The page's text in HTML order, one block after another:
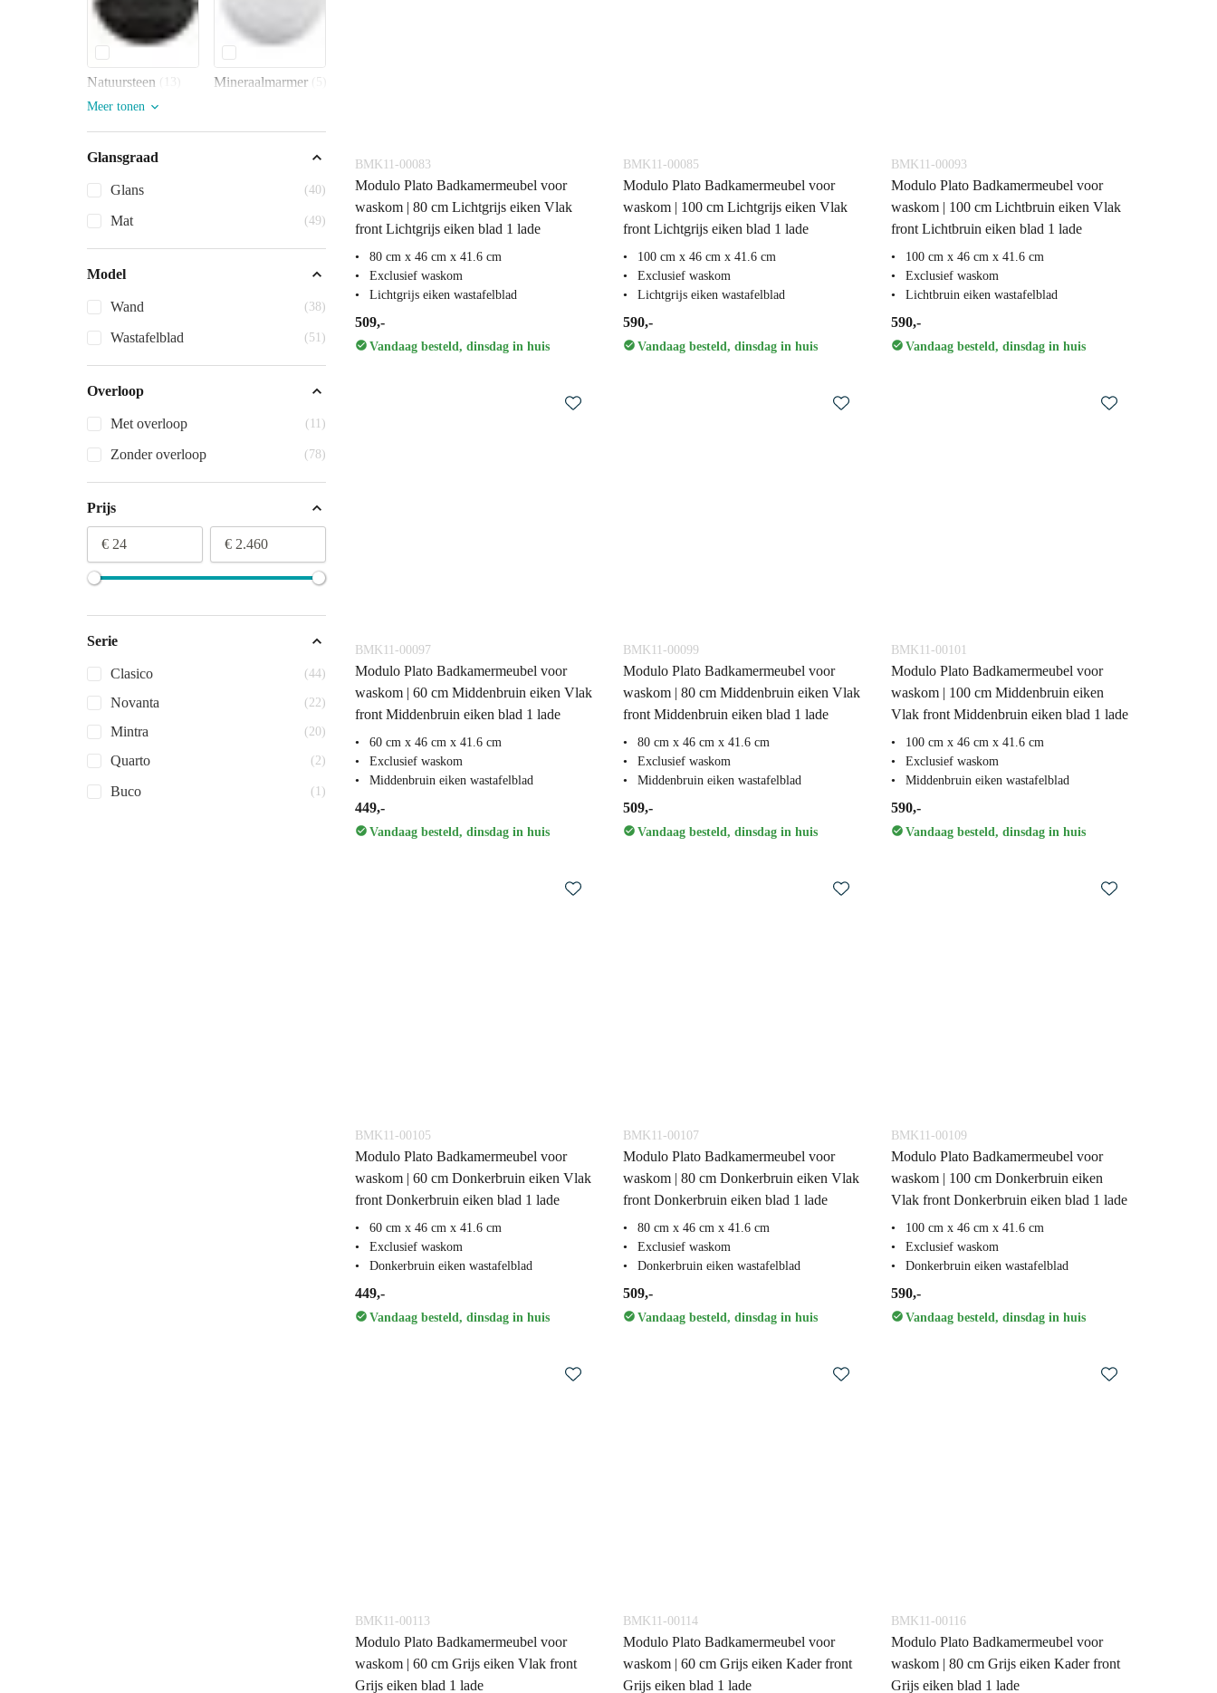
Natuursteen (13) Mineraalmarmer
(5)
Meer tonen
Glansgraad
Glans (40)
Mat (49)
Model
Wand (38)
Wastafelblad (51)
Overloop
Met overloop (11)
Zonder overloop (78)
Prijs
€ 24 € 2.460
Serie
Clasico (44)
Novanta (22)
Mintra (20)
Quarto (2)
Buco (1)
BMK11-00083
Modulo Plato Badkamermeubel voor
waskom | 80 cm Lichtgrijs eiken Vlak
front Lichtgrijs eiken blad 1 lade
80 cm x 46 cm x 41.6 cm
Exclusief waskom
Lichtgrijs eiken wastafelblad
509,-
Vandaag besteld, dinsdag in huis
BMK11-00085
Modulo Plato Badkamermeubel voor
waskom | 100 cm Lichtgrijs eiken Vlak
front Lichtgrijs eiken blad 1 lade
100 cm x 46 cm x 41.6 cm
Exclusief waskom
Lichtgrijs eiken wastafelblad
590,-
Vandaag besteld, dinsdag in huis
BMK11-00093
Modulo Plato Badkamermeubel voor
waskom | 100 cm Lichtbruin eiken Vlak
front Lichtbruin eiken blad 1 lade
100 cm x 46 cm x 41.6 cm
Exclusief waskom
Lichtbruin eiken wastafelblad
590,-
Vandaag besteld, dinsdag in huis
BMK11-00097
Modulo Plato Badkamermeubel voor
waskom | 60 cm Middenbruin eiken Vlak
front Middenbruin eiken blad 1 lade
60 cm x 46 cm x 41.6 cm
Exclusief waskom
Middenbruin eiken wastafelblad
449,-
Vandaag besteld, dinsdag in huis
BMK11-00099
Modulo Plato Badkamermeubel voor
waskom | 80 cm Middenbruin eiken Vlak
front Middenbruin eiken blad 1 lade
80 cm x 46 cm x 41.6 cm
Exclusief waskom
Middenbruin eiken wastafelblad
509,-
Vandaag besteld, dinsdag in huis
BMK11-00101
Modulo Plato Badkamermeubel voor
waskom | 100 cm Middenbruin eiken
Vlak front Middenbruin eiken blad 1 lade
100 cm x 46 cm x 41.6 cm
Exclusief waskom
Middenbruin eiken wastafelblad
590,-
Vandaag besteld, dinsdag in huis
BMK11-00105
Modulo Plato Badkamermeubel voor
waskom | 60 cm Donkerbruin eiken Vlak
front Donkerbruin eiken blad 1 lade
60 cm x 46 cm x 41.6 cm
Exclusief waskom
Donkerbruin eiken wastafelblad
449,-
Vandaag besteld, dinsdag in huis
BMK11-00107
Modulo Plato Badkamermeubel voor
waskom | 80 cm Donkerbruin eiken Vlak
front Donkerbruin eiken blad 1 lade
80 cm x 46 cm x 41.6 cm
Exclusief waskom
Donkerbruin eiken wastafelblad
509,-
Vandaag besteld, dinsdag in huis
BMK11-00109
Modulo Plato Badkamermeubel voor
waskom | 100 cm Donkerbruin eiken
Vlak front Donkerbruin eiken blad 1 lade
100 cm x 46 cm x 41.6 cm
Exclusief waskom
Donkerbruin eiken wastafelblad
590,-
Vandaag besteld, dinsdag in huis
BMK11-00113
Modulo Plato Badkamermeubel voor
waskom | 60 cm Grijs eiken Vlak front
Grijs eiken blad 1 lade
BMK11-00114
Modulo Plato Badkamermeubel voor
waskom | 60 cm Grijs eiken Kader front
Grijs eiken blad 1 lade
BMK11-00116
Modulo Plato Badkamermeubel voor
waskom | 80 cm Grijs eiken Kader front
Grijs eiken blad 1 lade